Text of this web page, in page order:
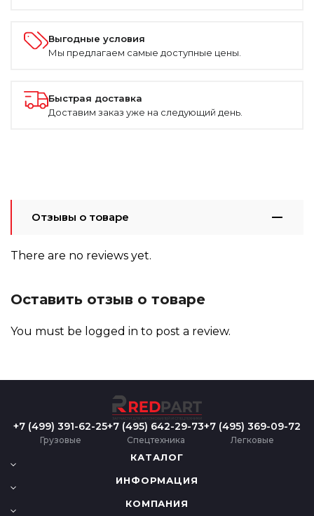
Выгодные условия
Мы предлагаем самые доступные цены.
Быстрая доставка
Доставим заказ уже на следующий день.
Отзывы о товаре
There are no reviews yet.
Оставить отзыв о товаре
You must be logged in to post a review.
+7 (499) 391-62-25
Грузовые
+7 (495) 642-29-73
Спецтехника
+7 (495) 369-09-72
Легковые
КАТАЛОГ
ИНФОРМАЦИЯ
КОМПАНИЯ